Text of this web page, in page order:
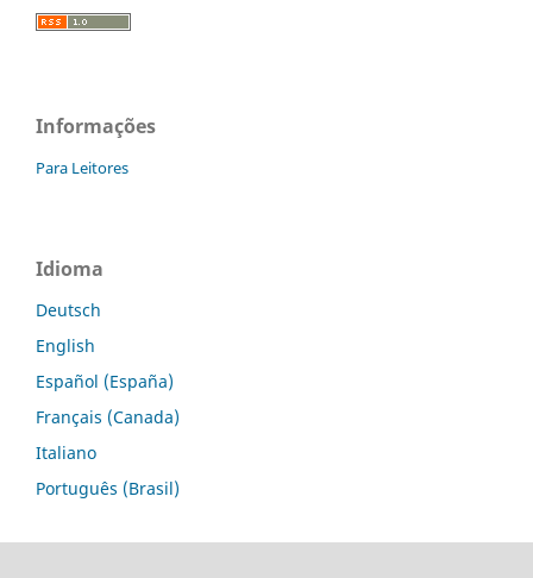
Informações
Para Leitores
Idioma
Deutsch
English
Español (España)
Français (Canada)
Italiano
Português (Brasil)